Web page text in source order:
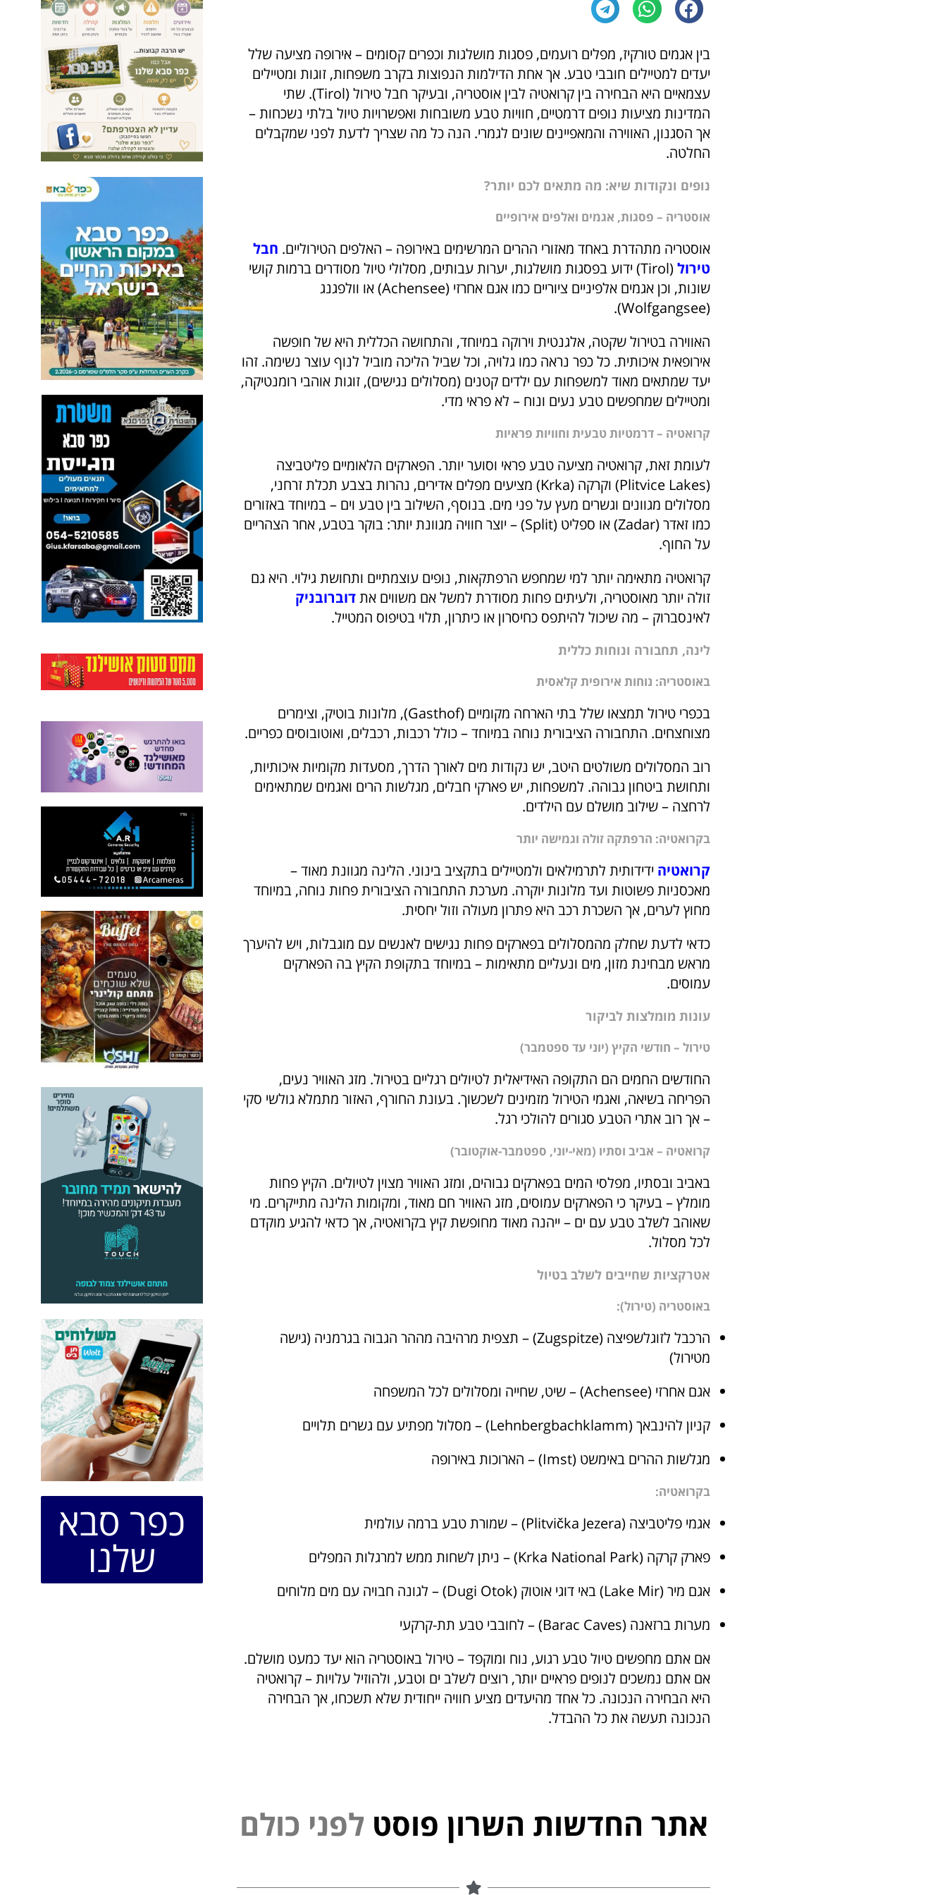
בין אגמים טורקיז, מפלים רועמים, פסגות מושלגות וכפרים קסומים – אירופה מציעה שלל
יעדים למטיילים חובבי טבע. אך אחת הדילמות הנפוצות בקרב משפחות, זוגות ומטיילים
עצמאיים היא הבחירה בין קרואטיה לבין אוסטריה, ובעיקר חבל טירול (Tirol). שתי
המדינות מציעות נופים דרמטיים, חוויות טבע משובחות ואפשרויות טיול בלתי נשכחות –
אך הסגנון, האווירה והמאפיינים שונים לגמרי. הנה כל מה שצריך לדעת לפני שמקבלים
החלטה.
נופים ונקודות שיא: מה מתאים לכם יותר?
אוסטריה – פסגות, אגמים ואלפים אירופיים
אוסטריה מתהדרת באחד מאזורי ההרים המרשימים באירופה – האלפים הטירוליים. חבל
טירול
(Tirol) ידוע בפסגות מושלגות, יערות עבותים, מסלולי טיול מסודרים ברמות קושי
שונות, וכן אגמים אלפיניים ציוריים כמו אגם אחרזי (Achensee) או וולפגנג
(Wolfgangsee).
האווירה בטירול שקטה, אלגנטית וירוקה במיוחד, והתחושה הכללית היא של חופשה
אירופאית איכותית. כל כפר נראה כמו גלויה, וכל שביל הליכה מוביל לנוף עוצר נשימה. זהו
יעד שמתאים מאוד למשפחות עם ילדים קטנים (מסלולים נגישים), זוגות אוהבי רומנטיקה,
ומטיילים שמחפשים טבע נעים ונוח – לא פראי מדי.
קרואטיה – דרמטיות טבעית וחוויות פראיות
לעומת זאת, קרואטיה מציעה טבע פראי וסוער יותר. הפארקים הלאומיים פליטביצה
(Plitvice Lakes) וקרקה (Krka) מציעים מפלים אדירים, נהרות בצבע תכלת זרחני,
מסלולים מגוונים וגשרים מעץ על פני מים. בנוסף, השילוב בין טבע וים – במיוחד באזורים
כמו זאדר (Zadar) או ספליט (Split) – יוצר חוויה מגוונת יותר: בוקר בטבע, אחר הצהריים
על החוף.
קרואטיה מתאימה יותר למי שמחפש הרפתקאות, נופים עוצמתיים ותחושת גילוי. היא גם
זולה יותר מאוסטריה, ולעיתים פחות מסודרת למשל אם משווים אתדוברובניק
לאינסברוק – מה שיכול להיתפס כחיסרון או כיתרון, תלוי בטיפוס המטייל.
לינה, תחבורה ונוחות כללית
באוסטריה: נוחות אירופית קלאסית
בכפרי טירול תמצאו שלל בתי הארחה מקומיים (Gasthof), מלונות בוטיק, וצימרים
מצוחצחים. התחבורה הציבורית נוחה במיוחד – כולל רכבות, רכבלים, ואוטובוסים כפריים.
רוב המסלולים משולטים היטב, יש נקודות מים לאורך הדרך, מסעדות מקומיות איכותיות,
ותחושת ביטחון גבוהה. למשפחות, יש פארקי חבלים, מגלשות הרים ואגמים שמתאימים
לרחצה – שילוב מושלם עם הילדים.
בקרואטיה: הרפתקה זולה וגמישה יותר
קרואטיה ידידותית לתרמילאים ולמטיילים בתקציב בינוני. הלינה מגוונת מאוד –
מאכסניות פשוטות ועד מלונות יוקרה. מערכת התחבורה הציבורית פחות נוחה, במיוחד
מחוץ לערים, אך השכרת רכב היא פתרון מעולה וזול יחסית.
כדאי לדעת שחלק מהמסלולים בפארקים פחות נגישים לאנשים עם מוגבלות, ויש להיערך
מראש מבחינת מזון, מים ונעליים מתאימות – במיוחד בתקופת הקיץ בה הפארקים
עמוסים.
עונות מומלצות לביקור
טירול – חודשי הקיץ (יוני עד ספטמבר)
החודשים החמים הם התקופה האידיאלית לטיולים רגליים בטירול. מזג האוויר נעים,
הפריחה בשיאה, ואגמי הטירול מזמינים לשכשוך. בעונת החורף, האזור מתמלא גולשי סקי
– אך רוב אתרי הטבע סגורים להולכי רגל.
קרואטיה – אביב וסתיו (מאי-יוני, ספטמבר-אוקטובר)
באביב ובסתיו, מפלסי המים בפארקים גבוהים, ומזג האוויר מצוין לטיולים. הקיץ פחות
מומלץ – בעיקר כי הפארקים עמוסים, מזג האוויר חם מאוד, ומקומות הלינה מתייקרים. מי
שאוהב לשלב טבע עם ים – ייהנה מאוד מחופשת קיץ בקרואטיה, אך כדאי להגיע מוקדם
לכל מסלול.
אטרקציות שחייבים לשלב בטיול
באוסטריה (טירול):
הרכבל לזוגלשפיצה (Zugspitze) – תצפית מרהיבה מההר הגבוה בגרמניה (גישה
מטירול)
אגם אחרזי (Achensee) – שיט, שחייה ומסלולים לכל המשפחה
קניון להינבאך (Lehnbergbachklamm) – מסלול מפתיע עם גשרים תלויים
מגלשות ההרים באימשט (Imst) – הארוכות באירופה
בקרואטיה:
אגמי פליטביצה (Plitvička Jezera) – שמורת טבע ברמה עולמית
פארק קרקה (Krka National Park) – ניתן לשחות ממש למרגלות המפלים
אגם מיר (Lake Mir) באי דוגי אוטוק (Dugi Otok) – לגונה חבויה עם מים מלוחים
מערות ברזאנה (Barac Caves) – לחובבי טבע תת-קרקעי
אם אתם מחפשים טיול טבע רגוע, נוח ומוקפד – טירול באוסטריה הוא יעד כמעט מושלם.
אם אתם נמשכים לנופים פראיים יותר, רוצים לשלב ים וטבע, ולהוזיל עלויות – קרואטיה
היא הבחירה הנכונה. כל אחד מהיעדים מציע חוויה ייחודית שלא תשכחו, אך הבחירה
הנכונה תעשה את כל ההבדל.
אתר החדשות השרון פוסט כ לם
כפר סבא
שלנו